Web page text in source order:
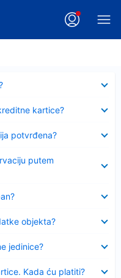
kartice?
potvrđena?
putem
objekta?
jedinice?
Kada ću platiti?